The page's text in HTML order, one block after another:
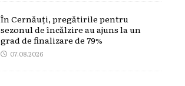
În Cernăuți, pregătirile pentru
sezonul de încălzire au ajuns la un
grad de finalizare de 79%
07.08.2026